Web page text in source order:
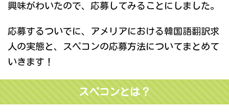
興味がわいたので、応募してみることにしました。
応募するついでに、アメリアにおける韓国語翻訳求
人の実態と、スペコンの応募方法についてまとめて
いきます！
スペコンとは？